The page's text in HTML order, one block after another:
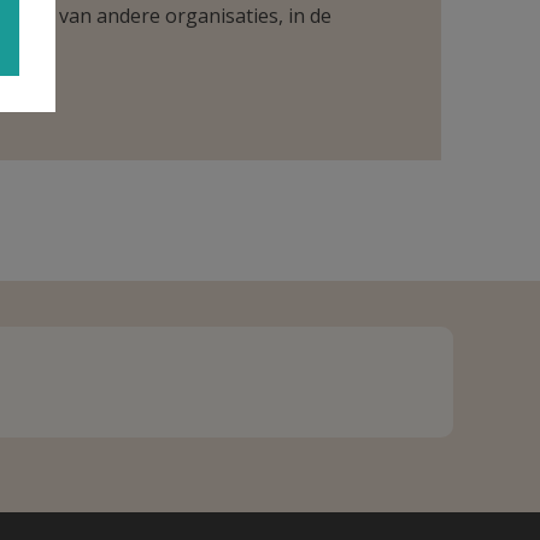
van andere organisaties, in de